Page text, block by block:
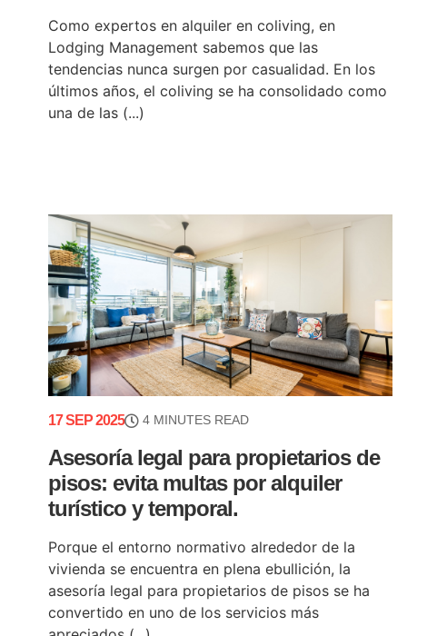
Como expertos en alquiler en coliving, en
Lodging Management sabemos que las
tendencias nunca surgen por casualidad. En los
últimos años, el coliving se ha consolidado como
una de las (...)
17 SEP 2025 4 MINUTES READ
Asesoría legal para propietarios de
pisos: evita multas por alquiler
turístico y temporal.
Porque el entorno normativo alrededor de la
vivienda se encuentra en plena ebullición, la
asesoría legal para propietarios de pisos se ha
convertido en uno de los servicios más